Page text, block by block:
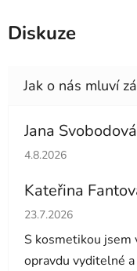
Diskuze
Jana Svobodová
Hodnocení obchodu
4.8.2026
Kateřina
Hodnocení obchodu
23.7.2026
S kosmetikou jsem
opravdu vyditelné